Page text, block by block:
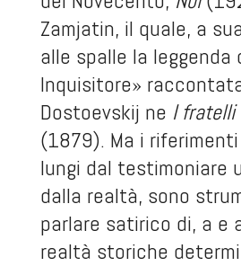
Zamjatin, il quale, a
alle spalle la leggenda
Inquisitore»
Dostoevskij ne I fratelli
(1879). Ma i
lungi dal testimoniare
dalla realtà, sono
parlare satirico di, a e
realtà storiche